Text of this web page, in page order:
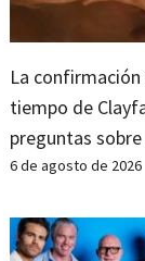
La
tiempo de
preguntas sobre
6 de agosto de 2026